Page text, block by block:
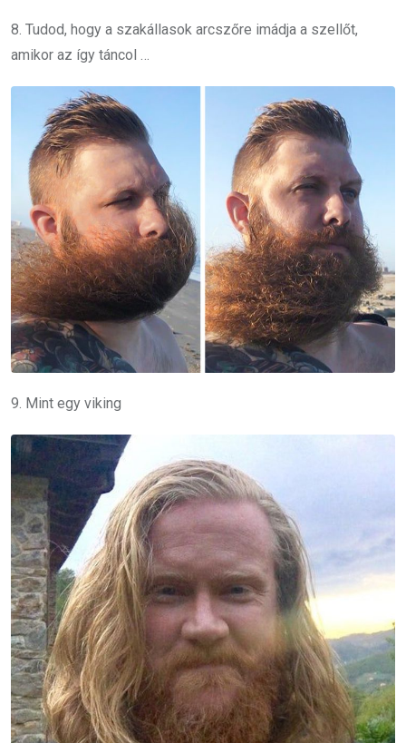
8. Tudod, hogy a szakállasok arcszőre imádja a szellőt,
amikor az így táncol …
9. Mint egy viking